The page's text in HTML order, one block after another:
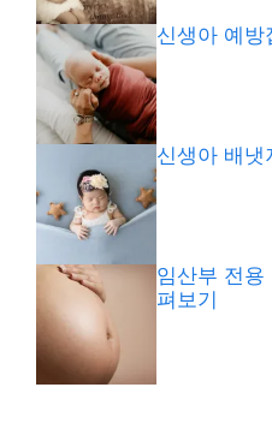
신생아 예방
신생아 배냇
임산부 전용
펴보기